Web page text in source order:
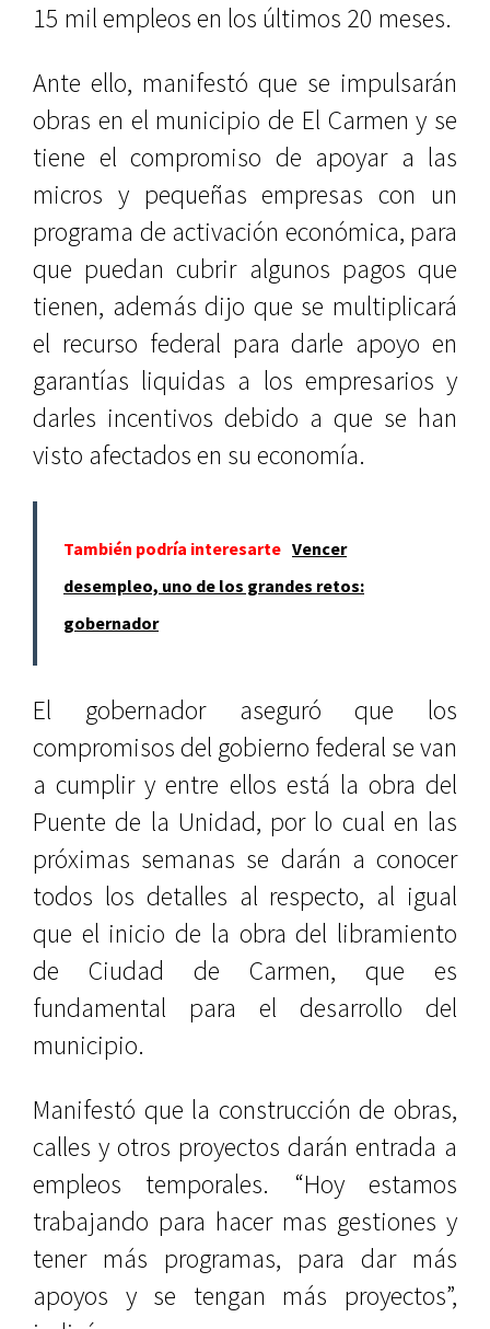
15 mil empleos en los últimos 20 meses.
Ante ello, manifestó que se impulsarán
obras en el municipio de El Carmen y se
tiene el compromiso de apoyar a las
micros y pequeñas empresas con un
programa de activación económica, para
que puedan cubrir algunos pagos que
tienen, además dijo que se multiplicará
el recurso federal para darle apoyo en
garantías liquidas a los empresarios y
darles incentivos debido a que se han
visto afectados en su economía.
También podría interesarte Vencer
desempleo, uno de los grandes retos:
gobernador
El gobernador aseguró que los
compromisos del gobierno federal se van
a cumplir y entre ellos está la obra del
Puente de la Unidad, por lo cual en las
próximas semanas se darán a conocer
todos los detalles al respecto, al igual
que el inicio de la obra del libramiento
de Ciudad de Carmen, que es
fundamental para el desarrollo del
municipio.
Manifestó que la construcción de obras,
calles y otros proyectos darán entrada a
empleos temporales. “Hoy estamos
trabajando para hacer mas gestiones y
tener más programas, para dar más
apoyos y se tengan más proyectos”,